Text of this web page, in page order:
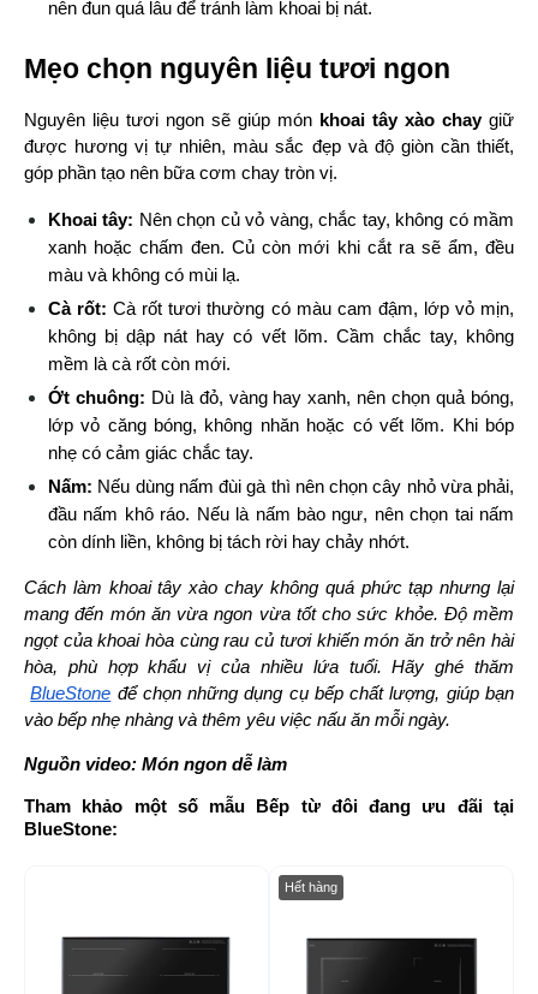
nên đun quá lâu để tránh làm khoai bị nát.
Mẹo chọn nguyên liệu tươi ngon
Nguyên liệu tươi ngon sẽ giúp món khoai tây xào chay giữ
được hương vị tự nhiên, màu sắc đẹp và độ giòn cần thiết,
góp phần tạo nên bữa cơm chay tròn vị.
Khoai tây: Nên chọn củ vỏ vàng, chắc tay, không có mầm
xanh hoặc chấm đen. Củ còn mới khi cắt ra sẽ ẩm, đều
màu và không có mùi lạ.
Cà rốt: Cà rốt tươi thường có màu cam đậm, lớp vỏ mịn,
không bị dập nát hay có vết lõm. Cầm chắc tay, không
mềm là cà rốt còn mới.
Ớt chuông: Dù là đỏ, vàng hay xanh, nên chọn quả bóng,
lớp vỏ căng bóng, không nhăn hoặc có vết lõm. Khi bóp
nhẹ có cảm giác chắc tay.
Nấm: Nếu dùng nấm đùi gà thì nên chọn cây nhỏ vừa phải,
đầu nấm khô ráo. Nếu là nấm bào ngư, nên chọn tai nấm
còn dính liền, không bị tách rời hay chảy nhớt.
Cách làm khoai tây xào chay không quá phức tạp nhưng lại
mang đến món ăn vừa ngon vừa tốt cho sức khỏe. Độ mềm
ngọt của khoai hòa cùng rau củ tươi khiến món ăn trở nên hài
hòa, phù hợp khẩu vị của nhiều lứa tuổi. Hãy ghé thăm
BlueStone để chọn những dụng cụ bếp chất lượng, giúp bạn
vào bếp nhẹ nhàng và thêm yêu việc nấu ăn mỗi ngày.
Nguồn video: Món ngon dễ làm
Tham khảo một số mẫu Bếp từ đôi đang ưu đãi tại
BlueStone:
-52%
Hết hàng